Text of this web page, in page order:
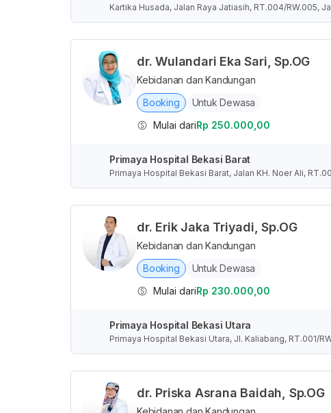
Kartika Husada, Jalan Raya Jatiasih, RT.004/RW.005,
dr. Wulandari Eka Sari, Sp.OG
Kebidanan dan Kandungan
Booking
Untuk Dewasa
Mulai dariRp 250.000,00
Primaya Hospital Bekasi Barat
Primaya Hospital Bekasi Barat, Jalan KH. Noer Ali,
Barat, Indonesia
dr. Erik Jaka Triyadi, Sp.OG
Kebidanan dan Kandungan
Booking
Untuk Dewasa
Mulai dariRp 230.000,00
Primaya Hospital Bekasi Utara
Primaya Hospital Bekasi Utara, Jl. Kaliabang, RT.001/
ndonesia
dr. Priska Asrana Baidah, Sp.OG